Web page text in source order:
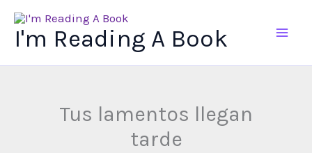
I'm Reading A Book
Tus lamentos llegan
tarde